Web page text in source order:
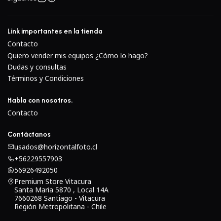
minimizar las imágenes fantasma y los destellos para
lograr un mayor contraste y neutralidad de color cuando
se trabaja en condiciones de iluminación intensa.El
sistema de enfoque automático con micromotor de CC es
rápido y se combina con un diafragma electromagnético
para complementar la fotografía a velocidades continuas
rápidas.El diafragma de siete aspas contribuye a una
Link importantes en la tienda
Contacto
Quiero vender mis equipos ¿Cómo lo hago?
Dudas y consultas
Términos y Condiciones
Habla con nosotros.
Contacto
Contáctanos
usados@horizontalfoto.cl
+56229557903
56926492050
Premium Store Vitacura
Santa Maria 5870 , Local 14A
7660268 Santiago - Vitacura
Región Metropolitana - Chile